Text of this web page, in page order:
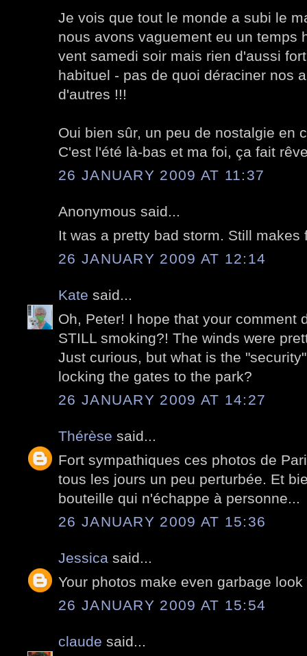
Je vois que tout le monde a subi le
nous avons vaguement eu un temps
vent samedi soir mais rien d'aussi
habituel - pas de quoi déraciner nos
d'autres !!!
Oui bien sûr, un peu de nostalgie en
C'est l'été là-bas et ma foi, ça fait
26 JANUARY 2009 AT 11:37
Anonymous said...
It was a pretty bad storm. Still makes
26 JANUARY 2009 AT 12:14
Kate said...
Oh, Peter! I hope that your comment
STILL smoking?! The winds were
Just curious, but what is the
locking the gates to the park?
26 JANUARY 2009 AT 14:27
Thérèse said...
Fort sympathiques ces photos de
tous les jours un peu perturbée. Et
bouteille qui n'échappe à personne...
26 JANUARY 2009 AT 15:36
Jessica said...
Your photos make even garbage
26 JANUARY 2009 AT 15:54
claude said...